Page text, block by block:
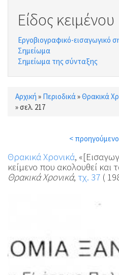
Είδος κειμένου
Εργοβιογραφικό-εισαγωγικό
Σημείωμα
Σημείωμα της σύνταξης
Είστε εδώ
Αρχική » Περιοδικά »Θρακικά
»σελ. 217
< προηγούμενο
Θρακικά Χρονικά,
κείμενο που ακολουθεί και
Θρακικά Χρονικά, τχ. 37 (